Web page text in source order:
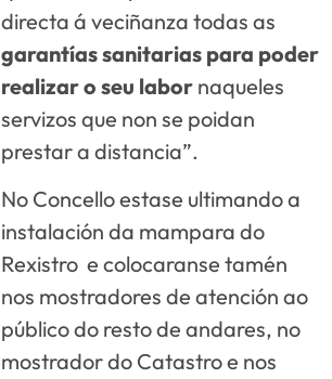
directa á veciñanza todas as
garantías sanitarias para poder
realizar o seu labor naqueles
servizos que non se poidan
prestar a distancia”.
No Concello estase ultimando a
instalación da mampara do
Rexistro e colocaranse tamén
nos mostradores de atención ao
público do resto de andares, no
mostrador do Catastro e nos